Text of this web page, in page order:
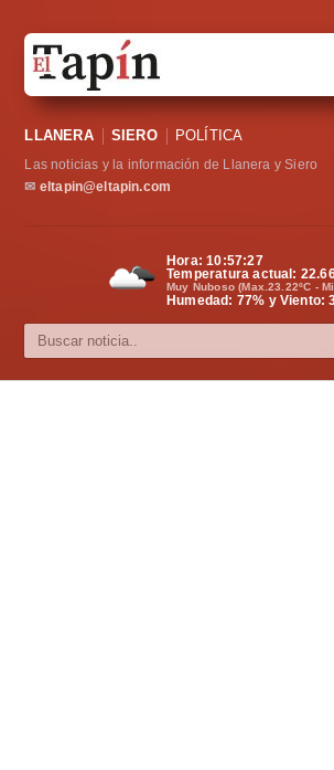
Sociedad
Política
Cultura
LLANERA SIERO POLÍTICA
Las noticias y la información de Llanera y Siero
✉ eltapin@eltapin.com
Hora:10:57:27
Temperatura actual:
Muy Nuboso (Max.23.22ºC -
Humedad: 77% y Viento: